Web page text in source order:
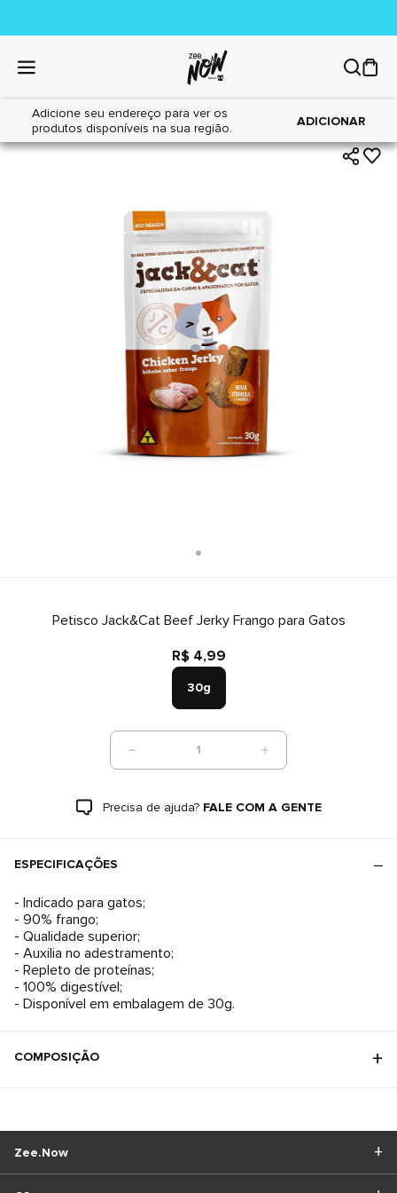
Adicione seu endereço para ver os
produtos disponíveis na sua região.
ADICIONAR
Home|Gatos|Petiscos
Petisco Jack&Cat Beef Jerky Frango para Gatos
R$ 4,99
30g
1
Precisa de ajuda? FALE COM A GENTE
ESPECIFICAÇÕES
- Indicado para gatos;
- 90% frango;
- Qualidade superior;
- Auxilia no adestramento;
- Repleto de proteínas;
- 100% digestível;
- Disponível em embalagem de 30g.
COMPOSIÇÃO
Zee.Now